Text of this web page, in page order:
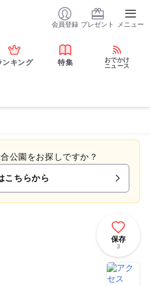
会員登録 プレゼント メニュー
ンキング 特集
おでかけ
ニュース
公園をお探しですか？
こちらから
保存
3